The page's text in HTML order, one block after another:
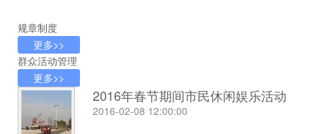
规章制度
更多>>
群众活动管理
更多>>
2016年春节期间市民休闲娱乐活动
2016-02-08 12:00:00